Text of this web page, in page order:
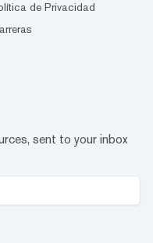
de Privacidad
sent to your inbox